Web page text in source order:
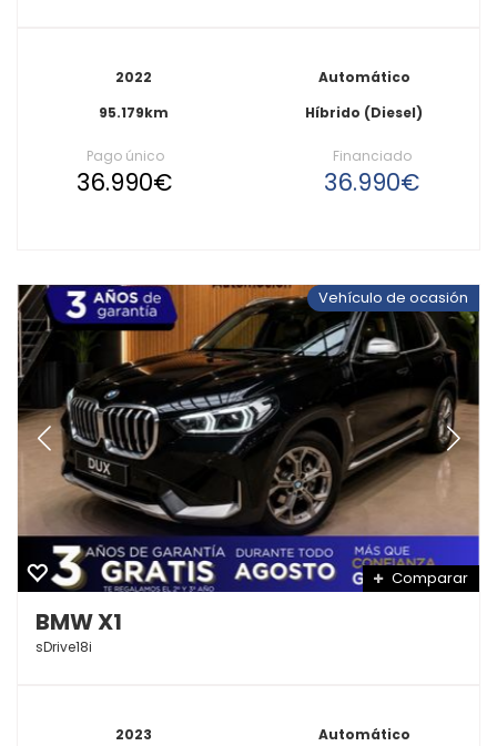
2022
95.179km
Automático
Híbrido (Diesel)
Pago único
36.990€
Financiado
36.990€
Vehículo de ocasión
Comparar
BMW X1
sDrive18i
2023
Automático